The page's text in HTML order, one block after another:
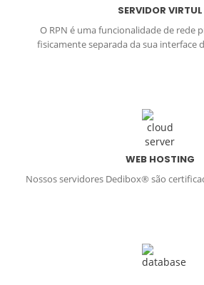
SERVIDOR VIRTUL
O RPN é uma funcionalidade de rede
fisicamente separada da sua interface
WEB HOSTING
Nossos servidores Dedibox® são